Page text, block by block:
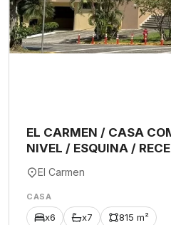
EL CARMEN / CASA
NIVEL / ESQUINA /
El Carmen
CASA
x6 x7 815 m²